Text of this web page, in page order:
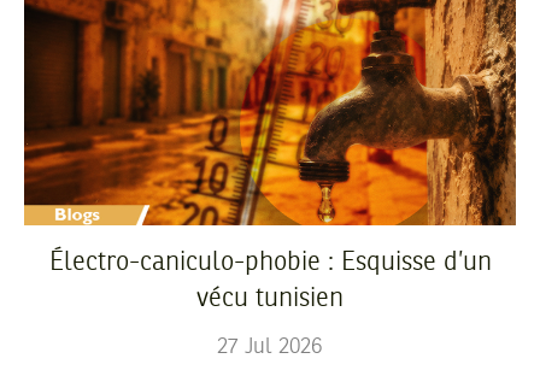
Électro-caniculo-phobie : Esquisse d’un
vécu tunisien
27 Jul 2026